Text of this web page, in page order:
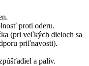
proti oderu.
(pri veľkých dieloch sa
priľnavosti).
a palív.